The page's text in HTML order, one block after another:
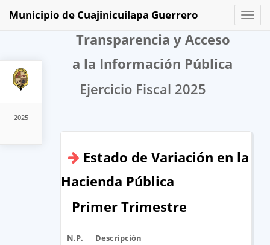
2025
Toggle
Municipio de Cuajinicuilapa Guerrero
Transparencia y Acceso
a la Información Pública
Ejercicio Fiscal 2025
Estado de Variación en la
Hacienda Pública
Primer Trimestre
N.P. Descripción